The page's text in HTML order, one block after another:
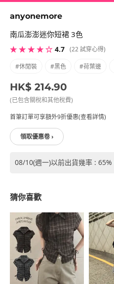
anyonemore
南瓜澎澎迷你短裙 3色
★ ★ ★ ★ ☆ 4.7 (22 試穿心得)
#休閒裝 #黑色 #荷葉邊
HK$ 214.90
(已包含關稅和其他稅費)
首筆訂單可享額外9折優惠(查看詳情)
領取優惠卷 ›
08/10(週一)以前出貨幾率 : 65%
猜你喜歡